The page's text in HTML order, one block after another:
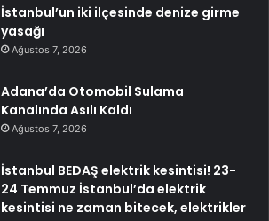
İstanbul’un iki ilçesinde denize girme
yasağı
Ağustos 7, 2026
Adana’da Otomobil Sulama
Kanalında Asılı Kaldı
Ağustos 7, 2026
İstanbul BEDAŞ elektrik kesintisi! 23-
24 Temmuz İstanbul’da elektrik
kesintisi ne zaman bitecek, elektrikler